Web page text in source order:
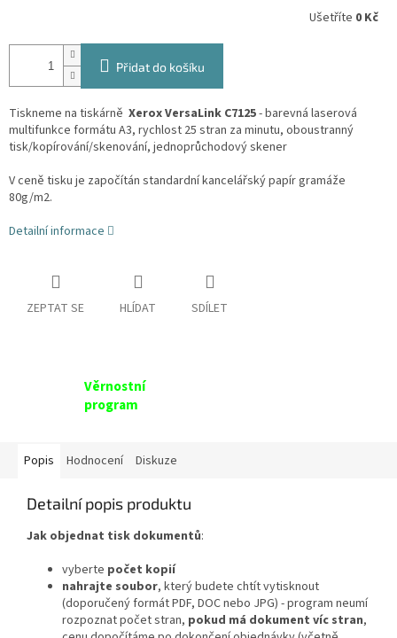
Ušetříte 0 Kč
Přidat do košíku
Tiskneme na tiskárně Xerox VersaLink C7125- barevná laserová
multifunkce formátu A3, rychlost 25 stran za minutu, oboustranný
tisk/kopírování/skenování, jednoprůchodový skener
V ceně tisku je započítán standardní kancelářský papír gramáže
80g/m2.
Detailní informace
ZEPTAT SE HLÍDAT SDÍLET
Věrnostní
program
Popis Hodnocení Diskuze
Detailní popis produktu
Jak objednat tisk dokumentů:
vyberte počet kopií
nahrajte soubor, který budete chtít vytisknout
(doporučený formát PDF, DOC nebo JPG) - program neumí
rozpoznat počet stran, pokud má dokument víc stran,